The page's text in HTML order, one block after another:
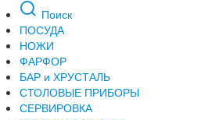
Поиск
ПОСУДА
НОЖИ
ФАРФОР
БАР и ХРУСТАЛЬ
СТОЛОВЫЕ ПРИБОРЫ
СЕРВИРОВКА